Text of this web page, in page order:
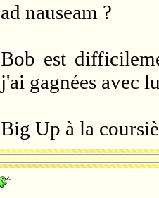
ad nauseam ?
Bob est
j'ai gagnées avec
Big Up à la